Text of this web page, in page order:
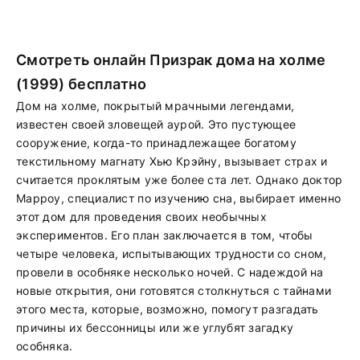
Смотреть онлайн Призрак дома на холме
(1999) бесплатно
Дом на холме, покрытый мрачными легендами,
известен своей зловещей аурой. Это пустующее
сооружение, когда-то принадлежащее богатому
текстильному магнату Хью Крэйну, вызывает страх и
считается проклятым уже более ста лет. Однако доктор
Марроу, специалист по изучению сна, выбирает именно
этот дом для проведения своих необычных
экспериментов. Его план заключается в том, чтобы
четыре человека, испытывающих трудности со сном,
провели в особняке несколько ночей. С надеждой на
новые открытия, они готовятся столкнуться с тайнами
этого места, которые, возможно, помогут разгадать
причины их бессонницы или же углубят загадку
особняка.